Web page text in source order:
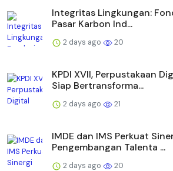
Integritas Lingkungan:
Pasar Karbon Ind...
2 days ago 20
KPDI XVII, Perpustakaan
Siap Bertransforma...
2 days ago 21
IMDE dan IMS Perkuat
Pengembangan Talenta ...
2 days ago 20